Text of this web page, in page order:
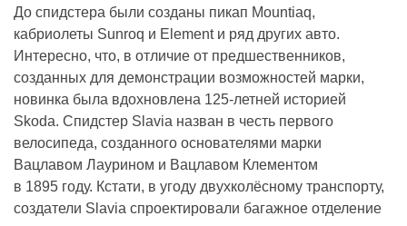
До спидстера были созданы пикап Mountiaq,
кабриолеты Sunroq и Element и ряд других авто.
Интересно, что, в отличие от предшественников,
созданных для демонстрации возможностей марки,
новинка была вдохновлена 125-летней историей
Skoda. Спидстер Slavia назван в честь первого
велосипеда, созданного основателями марки
Вацлавом Лаурином и Вацлавом Клементом
в 1895 году. Кстати, в угоду двухколёсному транспорту,
создатели Slavia спроектировали багажное отделение